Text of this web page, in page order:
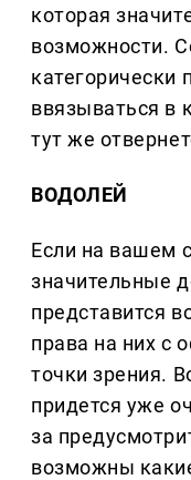
которая
возможности.
категорически
ввязываться в
тут же
ВОДОЛЕЙ
Если на вашем
значительные
представится
права на них с
точки зрения.
придется уже
за
возможны